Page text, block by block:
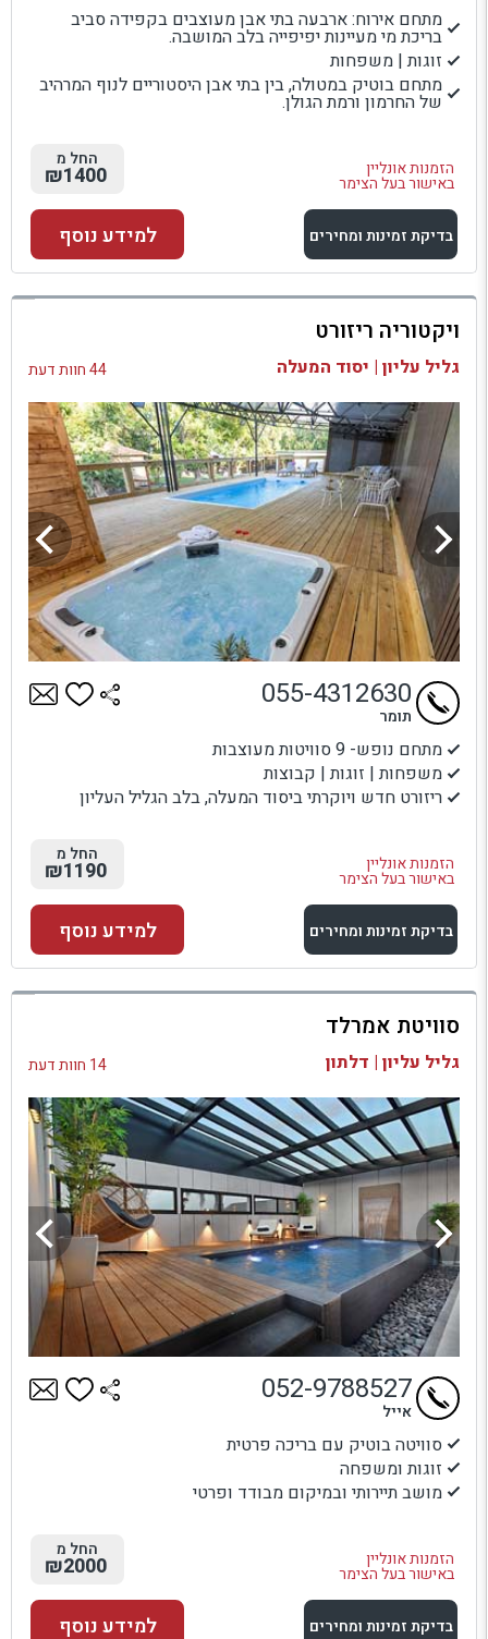
מתחם אירוח: ארבעה בתי אבן מעוצבים בקפידה סביב
בריכת מי מעיינות יפיפייה בלב המושבה.
זוגות | משפחות
מתחם בוטיק במטולה, בין בתי אבן היסטוריים לנוף המרהיב
של החרמון ורמת הגולן.
הזמנות אונליין
באישור בעל הצימר
החל מ
₪1400
בדיקת זמינות ומחירים
למתחם זה
בדיקת זמינות ומחירים
למידע נוסף
ויקטוריה ריזורט
גליל עליון | יסוד המעלה 44 חוות דעת
מתחם נופש- 9 סוויטות מעוצבות
משפחות | זוגות | קבוצות
ריזורט חדש ויוקרתי ביסוד המעלה, בלב הגליל העליון
הזמנות אונליין
באישור בעל הצימר
055-4312630
תומר
החל מ
₪1190
בדיקת זמינות ומחירים
למתחם זה
בדיקת זמינות ומחירים
למידע נוסף
סוויטת אמרלד
גליל עליון | דלתון 14 חוות דעת
סוויטה בוטיק עם בריכה פרטית
זוגות ומשפחה
מושב תיירותי ובמיקום מבודד ופרטי
הזמנות אונליין
באישור בעל הצימר
052-9788527
אייל
החל מ
₪2000
בדיקת זמינות ומחירים למידע נוסף